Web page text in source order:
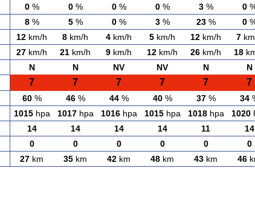
0% 0% 0% 0% 3% 0
8% 5% 0% 3% 23% 0
12 km/h 8 km/h 4 km/h 5 km/h 12 km/h 7
27 km/h 21 km/h 9 km/h 12 km/h 26 km/h 18
N N NV NV N N
7 7 7 7 7 7
60% 46% 44% 40% 37% 34
1015hpa 1017hpa 1016hpa 1015hpa 1018hpa 1020
14 14 14 14 11 14
0 0 0 0 0 0
27 km 35 km 42 km 48 km 43 km 46